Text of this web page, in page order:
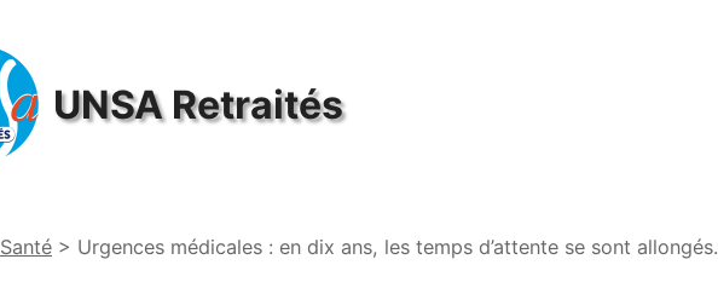
UNSARetraités
Santé > Urgences médicales : en dix ans, les temps d’attente se sont allongés.